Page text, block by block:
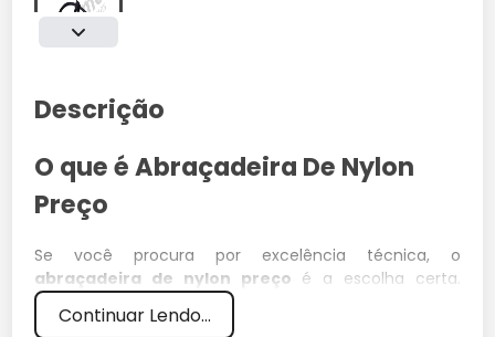
Descrição
O que é Abraçadeira De Nylon
Preço
Se você procura por excelência técnica, o
abraçadeira de nylon preço é a escolha certa.
Desenvolvido para suportar condições extremas, este
item integra nosso catálogo como uma das soluções
Continuar Lendo...